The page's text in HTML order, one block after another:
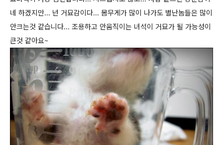
네 하겠지만... 넌 거묘감이다... 몸무게가 많이 나가도 별난놈들은 많이
안크는것 같습니다... 조용하고 안움직이는 녀석이 거묘가 될 가능성이
큰것 같아요~